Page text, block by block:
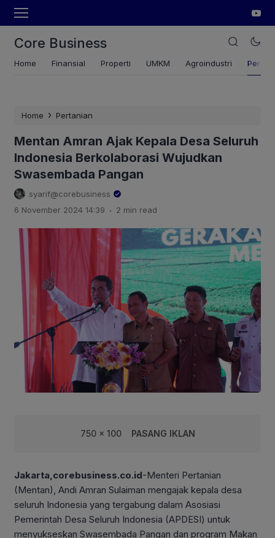
Core Business
Home Finansial Properti UMKM Agroindustri
Home › Pertanian
Mentan Amran Ajak Kepala Desa Seluruh
Indonesia Berkolaborasi Wujudkan
Swasembada Pangan
syarif@corebusiness
6 November 2024 14:39 . 2 min read
750 x 100 PASANG IKLAN
Jakarta,corebusiness.co.id-Menteri Pertanian
(Mentan), Andi Amran Sulaiman mengajak kepala desa
seluruh Indonesia yang tergabung dalam Asosiasi
Pemerintah Desa Seluruh Indonesia (APDESI) untuk
menyukseskan Swasembada Pangan dan program Makan